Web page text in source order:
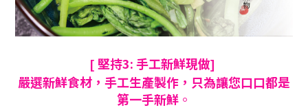
[ 堅持3: 手工新鮮現做]
嚴選新鮮食材 ，手工生產製作 ，只為讓您口口都是
第一手新鮮 。